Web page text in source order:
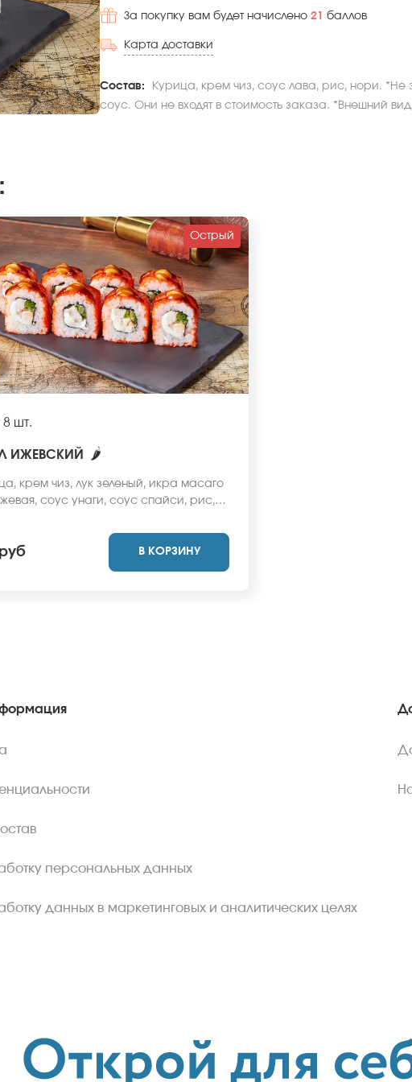
За покупку вам будет начислено 21 баллов
Карта доставки
Состав:
Курица, крем чиз, соус лава, рис, нори. *Не
соус. Они не входят в стоимость заказа. *Внешний
:
Острый
8 шт.
ИЖЕВСКИЙ 🌶
крем чиз, лук зеленый, икра масаго
соус унаги, соус спайси, рис,
соус. Они не входят в стоимость
*Внешний вид блюда может
от фото на сайте.
В КОРЗИНУ
персональных данных
данных в маркетинговых и аналитических целях